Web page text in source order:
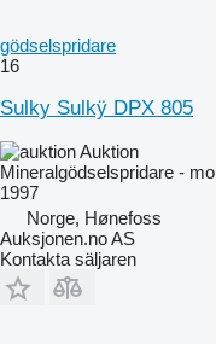
gödselspridare
16
Sulky Sulkÿ DPX 805
Auktion
Mineralgödselspridare -
1997
Norge, Hønefoss
Auksjonen.no AS
Kontakta säljaren